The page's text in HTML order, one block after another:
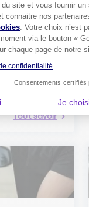
radar
tourelle et
infractions.
Tout savoir
site et vous fournir
connaitre nos
. Votre choix n’est
via le bouton «
chaque page de notre
confidentialité
Consentements certifiés
Je
Axeptio